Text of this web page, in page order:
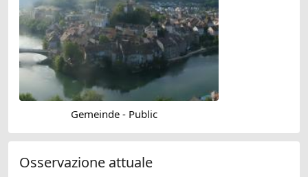
Gemeinde - Public
Osservazione attuale